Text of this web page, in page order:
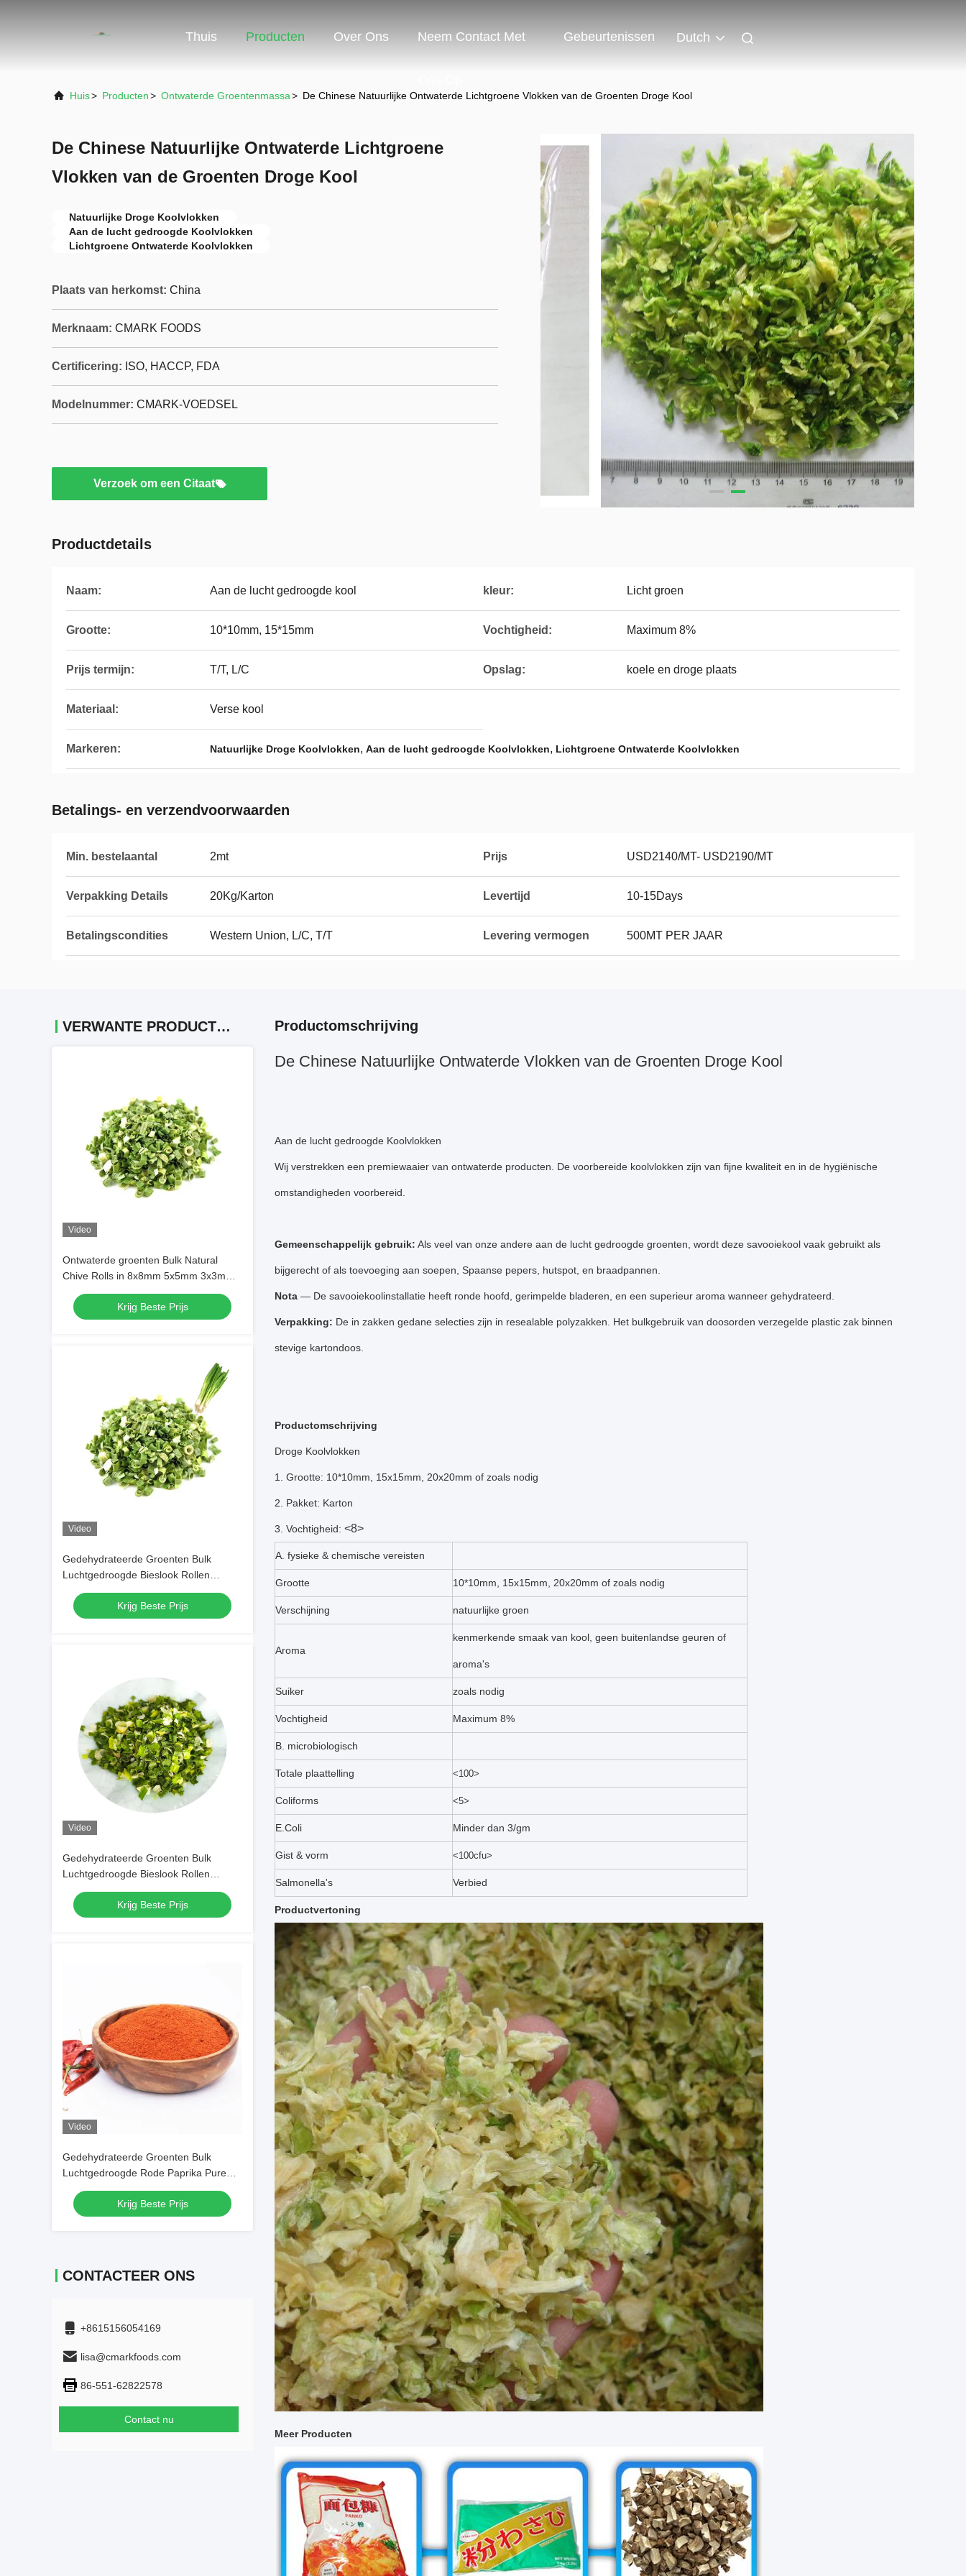
Thuis Producten Over Ons Neem Contact Met Gebeurtenissen Dutch
Huis> Producten> Ontwaterde Groentenmassa> De Chinese Natuurlijke Ontwaterde Lichtgroene Vlokken van de Groenten Droge Kool
De Chinese Natuurlijke Ontwaterde Lichtgroene
Vlokken van de Groenten Droge Kool
Natuurlijke Droge Koolvlokken
Aan de lucht gedroogde Koolvlokken
Lichtgroene Ontwaterde Koolvlokken
Plaats van herkomst: China
Merknaam: CMARK FOODS
Certificering: ISO, HACCP, FDA
Modelnummer: CMARK-VOEDSEL
Verzoek om een Citaat
Productdetails
Naam: Aan de lucht gedroogde kool kleur: Licht groen
Grootte: 10*10mm, 15*15mm Vochtigheid: Maximum 8%
Prijs termijn: T/T, L/C Opslag: koele en droge plaats
Materiaal: Verse kool
Markeren: Natuurlijke Droge Koolvlokken, Aan de lucht gedroogde Koolvlokken, Lichtgroene Ontwaterde Koolvlokken
Betalings- en verzendvoorwaarden
Min. bestelaantal 2mt Prijs USD2140/MT- USD2190/MT
Verpakking Details 20Kg/Karton Levertijd 10-15Days
Betalingscondities Western Union, L/C, T/T Levering vermogen 500MT PER JAAR
VERWANTE PRODUCTEN
Video
Ontwaterde groenten Bulk Natural
Chive Rolls in 8x8mm 5x5mm 3x3mm
Groottes Geen additieven Leverancier
Krijg Beste Prijs
Video
Gedehydrateerde Groenten Bulk
Luchtgedroogde Bieslook Rollen
3*3mm 5*5mm Natuurlijke Kleur Smaak
Geen Toevoegingen Max 7% Vocht
Kartonnen Verpakking Hoge Kwaliteit
Krijg Beste Prijs
Video
Gedehydrateerde Groenten Bulk
Luchtgedroogde Bieslook Rollen
3*3mm 5*5mm Met Natuurlijke Kleur
En Smaak
Krijg Beste Prijs
Video
Gedehydrateerde Groenten Bulk
Luchtgedroogde Rode Paprika Pure
SHU30000 Rode Chilipeper Poeder
Chilipoeder
Krijg Beste Prijs
CONTACTEER ONS
+8615156054169
lisa@cmarkfoods.com
86-551-62822578
Contact nu
Productomschrijving
De Chinese Natuurlijke Ontwaterde Vlokken van de Groenten Droge Kool
Aan de lucht gedroogde Koolvlokken
Wij verstrekken een premiewaaier van ontwaterde producten. De voorbereide koolvlokken zijn van fijne kwaliteit en in de hygiënische
omstandigheden voorbereid.
Gemeenschappelijk gebruik: Als veel van onze andere aan de lucht gedroogde groenten, wordt deze savooiekool vaak gebruikt als
bijgerecht of als toevoeging aan soepen, Spaanse pepers, hutspot, en braadpannen.
Nota — De savooiekoolinstallatie heeft ronde hoofd, gerimpelde bladeren, en een superieur aroma wanneer gehydrateerd.
Verpakking: De in zakken gedane selecties zijn in resealable polyzakken. Het bulkgebruik van doosorden verzegelde plastic zak binnen
stevige kartondoos.
Productomschrijving
Droge Koolvlokken
1. Grootte: 10*10mm, 15x15mm, 20x20mm of zoals nodig
2. Pakket: Karton
3. Vochtigheid: <8>
A. fysieke & chemische vereisten
Grootte 10*10mm, 15x15mm, 20x20mm of zoals nodig
Verschijning natuurlijke groen
Aroma
kenmerkende smaak van kool, geen buitenlandse geuren of
aroma's
Suiker zoals nodig
Vochtigheid Maximum 8%
B. microbiologisch
Totale plaattelling <100>
Coliforms <5>
E.Coli Minder dan 3/gm
Gist & vorm <100cfu>
Salmonella's Verbied
Productvertoning
Meer Producten